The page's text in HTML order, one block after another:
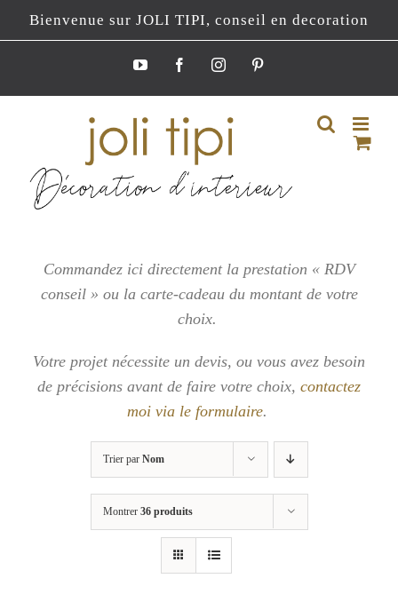
Passer
au
Bienvenue sur JOLI TIPI, conseil en decoration
YouTubeFacebookInstagramPinterest
Commandez ici directement la prestation « RDV
conseil » ou la carte-cadeau du montant de votre
choix.
Votre projet nécessite un devis, ou vous avez besoin
de précisions avant de faire votre choix, contactez
moi via le formulaire.
Trier par Nom
Montrer 36 produits